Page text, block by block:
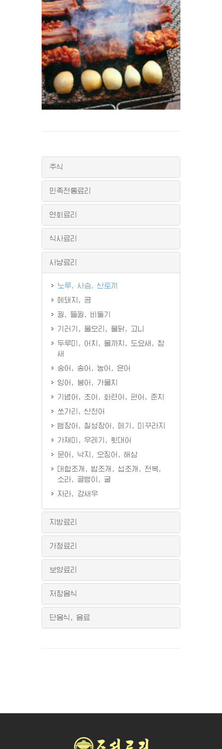
주식
민족전통료리
연회료리
식사료리
사냥료리
노루, 사슴, 산토끼
메돼지, 곰
꿩, 들꿩, 비둘기
기러기, 물오리, 물닭, 고니
두루미, 어치, 물까치, 도요새, 참
새
숭어, 송어, 농어, 은어
잉어, 붕어, 가물치
기념어, 초어, 화련어, 편어, 준치
쏘가리, 산천어
뱀장어, 칠성장어, 메기, 미꾸라지
가재미, 우레기, 횟대어
문어, 낙지, 오징어, 해삼
대합조개, 밥조개, 섭조개, 전복,
소라, 골뱅이, 굴
자라, 강새우
지방료리
가정료리
보양료리
저장음식
단음식, 음료